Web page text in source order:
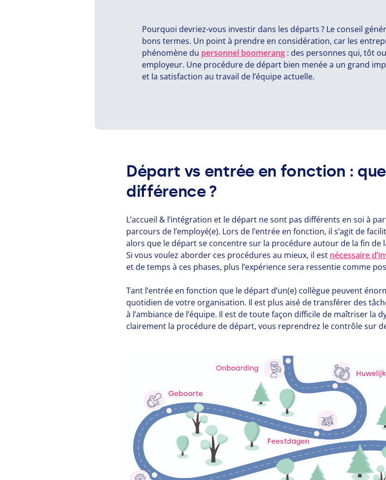
Pourquoi devriez-vous investir dans les départs ? Le conseil
bons termes. Un point à prendre en considération, car les
phénomène du personnel boomerang : des personnes qui, tôt
employeur. Une procédure de départ bien menée a un grand
et la satisfaction au travail de l’équipe actuelle.
Départ vs entrée en fonction :
différence ?
L’accueil & l’intégration et le départ ne sont pas différents en soi à
parcours de l’employé(e). Lors de l’entrée en fonction, il s’agit de
alors que le départ se concentre sur la procédure autour de la fin de
Si vous voulez aborder ces procédures au mieux, il est nécessaire
et de temps à ces phases, plus l’expérience sera ressentie comme
Tant l’entrée en fonction que le départ d’un(e) collègue peuvent
quotidien de votre organisation. Il est plus aisé de transférer des
à l’ambiance de l’équipe. Il est de toute façon difficile de maîtriser la
clairement la procédure de départ, vous reprendrez le contrôle sur